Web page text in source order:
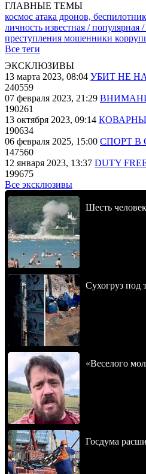
ГЛАВНЫЕ ТЕМЫ
космос атака дронов,
личность известная / популярная
преступления мошенники
Все теги
ЭКСКЛЮЗИВЫ
13 марта 2023, 08:04 УБИТ НЕ
240559
07 февраля 2023, 21:29
190261
13 октября 2023, 09:14
190634
06 февраля 2025, 15:00 СПОРТ В
147560
12 января 2023, 13:37 DUTY
199675
Все эксклюзивы
Шесть
Сухогруз под
«Веселого
Госдума